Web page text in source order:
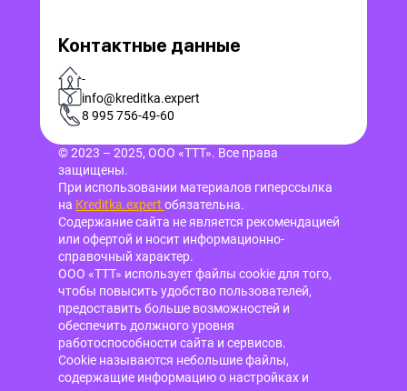
Контактные данные
-
info@kreditka.expert
8 995 756-49-60
© 2023 – 2025, ООО «ТТТ». Все права
защищены.
При использовании материалов гиперссылка
на Kreditka.expert обязательна.
Содержание сайта не является рекомендацией
или офертой и носит информационно-
справочный характер.
ООО «ТТТ» использует файлы cookie для того,
чтобы повысить удобство пользователей,
предоставить больше возможностей и
обеспечить должного уровня
работоспособности сайта и сервисов.
Cookie называются небольшие файлы,
содержащие информацию о настройках и